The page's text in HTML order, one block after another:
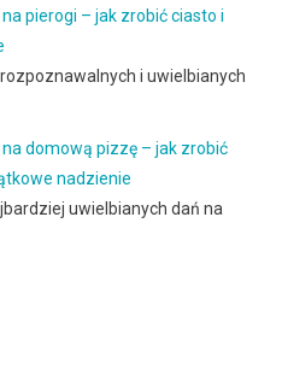
pierogi – jak zrobić ciasto i
i uwielbianych
domową pizzę – jak zrobić
nadzienie
uwielbianych dań na